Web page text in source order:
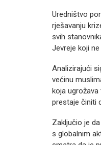
Uredništvo
rješavanju
svih
Jevreje koji
Analizirajući
većinu
koja ugrožava
prestaje činiti
Zaključio je
s globalnim